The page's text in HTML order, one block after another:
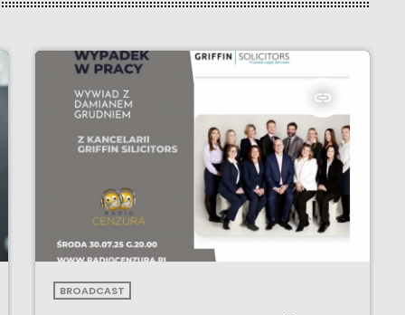
insert_link
BROADCAST